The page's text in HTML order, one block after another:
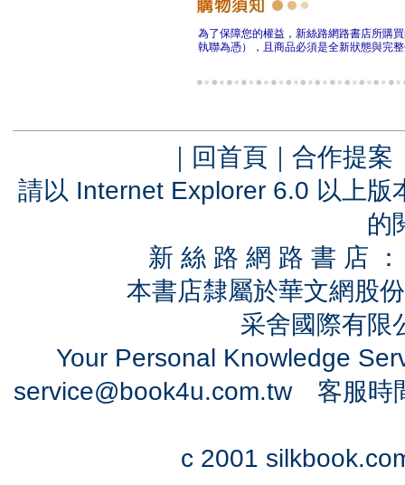
為了保障您的權益，新絲路網路書店所購
執聯為憑），且商品必須是全新狀態與完
｜ 回首頁 ｜ 合作提案
請以 Internet Explorer 6.0 以上
的
新 絲 路 網 路 書 店
本書店隸屬於華文網股
采舍國際有
Your Personal Knowledge
service@book4u.com.tw客服時
c 2001